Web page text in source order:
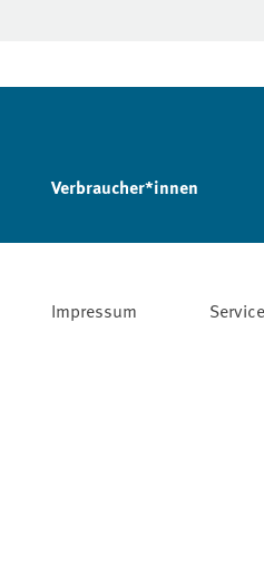
Verbraucher*innen
Impressum